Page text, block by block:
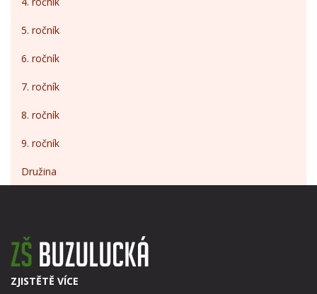
5. ročník
6. ročník
7. ročník
8. ročník
9. ročník
Družina
ZJISTĚTĚ VÍCE